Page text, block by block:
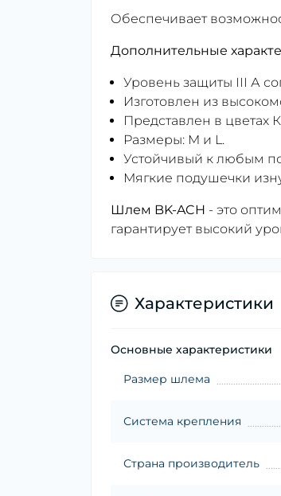
Обеспечивает
Дополнительные
Уровень защиты III А
Изготовлен из
Представлен в цветах
Размеры: M и L.
Устойчивый к любым
Мягкие подушечки
Шлем BK-ACH - это
гарантирует высокий
Характеристики
Основные характеристики
Размер шлема
Система крепления
Страна производитель